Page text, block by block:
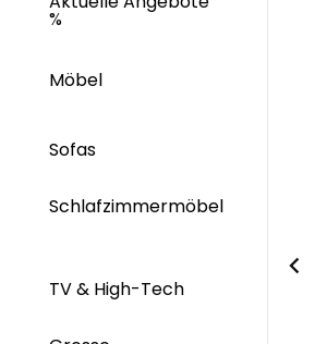
%
Möbel
Sofas
Schlafzimmermöbel
TV & High-Tech